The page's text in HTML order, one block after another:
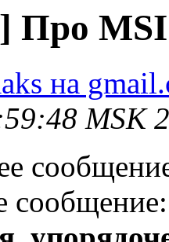
Про MSI
на
MSK